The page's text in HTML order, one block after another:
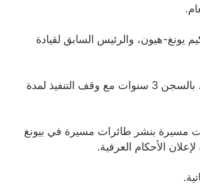
الدفاع السابق كيم يونغ-هيون، والرئيس السابق لقيادة
وحكمت على الرئيس السابق لقيادة عمليات الطائرات المسيرة كيم يونغ-ديه، بالسجن 3 سنوات مع وقف التنفيذ لمدة
مسيرة بنشر طائرات مسيرة في بيونغ